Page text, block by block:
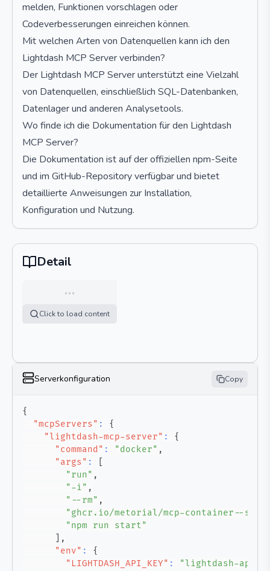
melden, Funktionen vorschlagen oder
Codeverbesserungen einreichen können.
Mit welchen Arten von Datenquellen kann ich den
Lightdash MCP Server verbinden?
Der Lightdash MCP Server unterstützt eine Vielzahl
von Datenquellen, einschließlich SQL-Datenbanken,
Datenlager und anderen Analysetools.
Wo finde ich die Dokumentation für den Lightdash
MCP Server?
Die Dokumentation ist auf der offiziellen npm-Seite
und im GitHub-Repository verfügbar und bietet
detaillierte Anweisungen zur Installation,
Konfiguration und Nutzung.
Detail
…
Click to load content
Serverkonfiguration Copy
{
"mcpServers" :
{
"lightdash-mcp-server" :
{
"command" : "docker" ,
"args" :
"run" ,
"-i" ,
"--rm" ,
"ghcr.io/metorial/mcp-container--
"npm run start"
,
"env" :
{
"LIGHTDASH_API_KEY" : "lightdash-api-